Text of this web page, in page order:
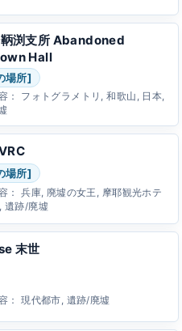
渕支所 Abandoned
Hall
場所]
：
フォトグラメトリ, 和歌山, 日本,
場所]
：
兵庫, 廃墟の女王, 摩耶観光ホテ
遺跡/廃墟
末世
： 現代都市, 遺跡/廃墟